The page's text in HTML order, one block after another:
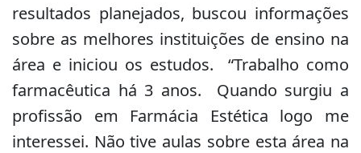
resultados planejados, buscou informações
sobre as melhores instituições de ensino na
área e iniciou os estudos. “Trabalho como
farmacêutica há 3 anos. Quando surgiu a
profissão em Farmácia Estética logo me
interessei. Não tive aulas sobre esta área na